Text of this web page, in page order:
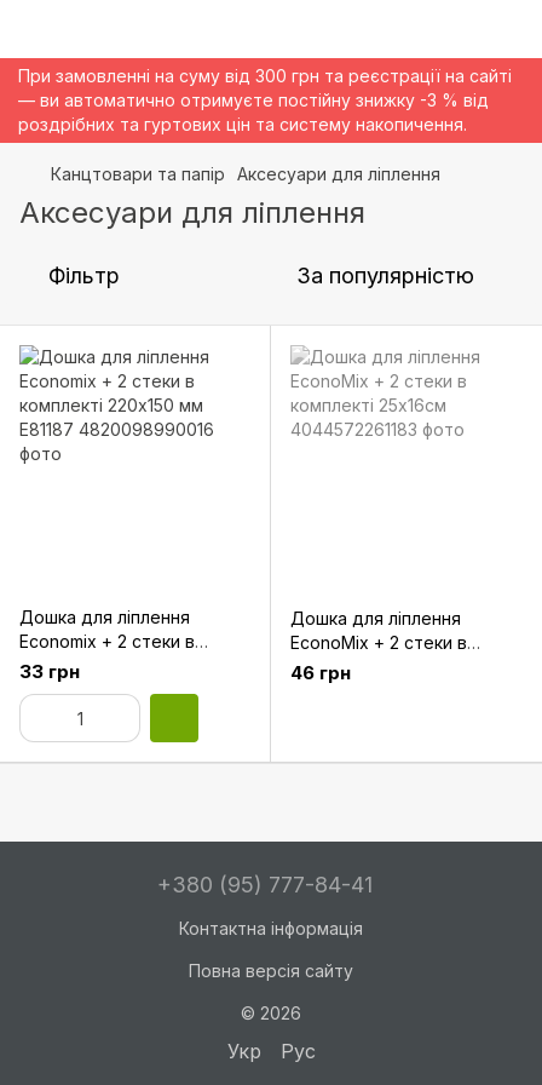
При замовленні на суму від 300 грн та реєстрації на сайті
— ви автоматично отримуєте постійну знижку -3 % від
роздрібних та гуртових цін та систему накопичення.
Канцтовари та папір Аксесуари для ліплення
Аксесуари для ліплення
Фільтр За популярністю
Дошка для ліплення
Economix + 2 стеки в
комплекті 220х150 мм
Е81187
33 грн
Дошка для ліплення
EconoMix + 2 стеки в
комплекті 25х16см
46 грн
+380 (95) 777-84-41
Контактна інформація
Повна версія сайту
© 2026
Укр Рус